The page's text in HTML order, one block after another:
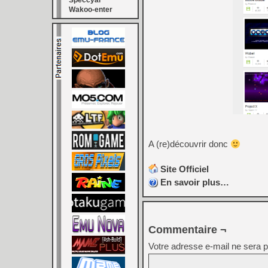
Wakoo-enter
A (re)découvrir donc
Site Officiel
En savoir plus…
Commentaire ¬
Votre adresse e-mail ne sera